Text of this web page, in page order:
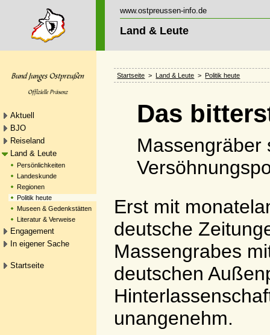
www.ostpreussen-info.de
Land & Leute
Aktuell
BJO
Reiseland
Land & Leute
Persönlichkeiten
Landeskunde
Regionen
Politik heute
Museen & Gedenkstätten
Literatur & Verweise
Engagement
In eigener Sache
Startseite
Startseite >Land & Leute >Politik heute
Das
Massengräber
Erst mit
deutsche
Massengrabes
deutschen
unangenehm.